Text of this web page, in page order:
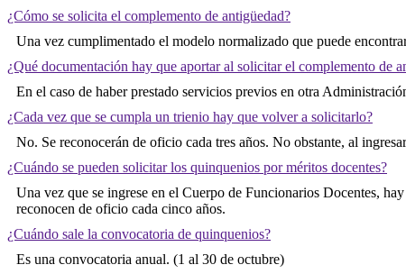
¿Cómo se solicita el complemento de antigüedad?
Una vez cumplimentado el modelo normalizado que puede
¿Qué documentación hay que aportar al solicitar el complemento de
En el caso de haber prestado servicios previos en otra
¿Cada vez que se cumpla un trienio hay que volver a solicitarlo?
No. Se reconocerán de oficio cada tres años. No obstante, al
¿Cuándo se pueden solicitar los quinquenios por méritos docentes?
Una vez que se ingrese en el Cuerpo de Funcionarios Docentes,
reconocen de oficio cada cinco años.
¿Cuándo sale la convocatoria de quinquenios?
Es una convocatoria anual. (1 al 30 de octubre)